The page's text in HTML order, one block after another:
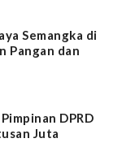
Semangka di
Pangan dan
DPRD
Juta